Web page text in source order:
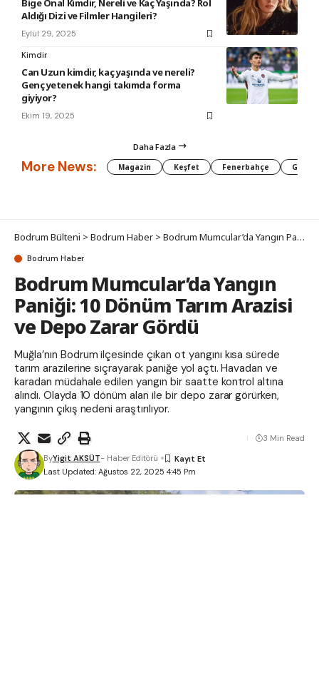
Bige Önal Kimdir, Nereli ve Kaç Yaşında? Rol
Aldığı Dizi ve Filmler Hangileri?
Eylül 29, 2025
Kimdir
Can Uzun kimdir, kaç yaşında ve nereli?
Genç yetenek hangi takımda forma
giyiyor?
Ekim 19, 2025
Daha Fazla
More News: Magazin Keşfet Fenerbahçe
Bodrum Bülteni > Bodrum Haber > Bodrum Mumcular’da Yangın Paniği: 10 Dönüm Tarım Arazisi ve Depo Zarar Gördü
Bodrum Haber
Bodrum Mumcular’da Yangın
Paniği: 10 Dönüm Tarım Arazisi
ve Depo Zarar Gördü
Muğla’nın Bodrum ilçesinde çıkan ot yangını kısa sürede
tarım arazilerine sıçrayarak paniğe yol açtı. Havadan ve
karadan müdahale edilen yangın bir saatte kontrol altına
alındı. Olayda 10 dönüm alan ile bir depo zarar görürken,
yangının çıkış nedeni araştırılıyor.
Last Updated: Ağustos 22, 2025 4:45 Pm
ByYigit AKSÜT- Haber Editörü
3 Min Read